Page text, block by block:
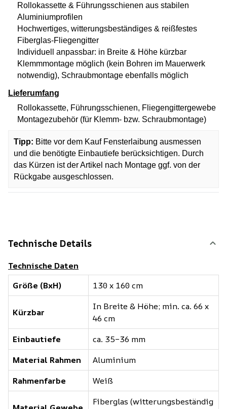
Rollokassette & Führungsschienen aus stabilen
Aluminiumprofilen
Hochwertiges, witterungsbeständiges & reißfestes
Fiberglas-Fliegengitter
Individuell anpassbar: in Breite & Höhe kürzbar
Klemmmontage möglich (kein Bohren im Mauerwerk
notwendig), Schraubmontage ebenfalls möglich
Lieferumfang
Rollokassette, Führungsschienen, Fliegengittergewebe
Montagezubehör (für Klemm- bzw. Schraubmontage)
Tipp: Bitte vor dem Kauf Fensterlaibung ausmessen
und die benötigte Einbautiefe berücksichtigen. Durch
das Kürzen ist der Artikel nach Montage ggf. von der
Rückgabe ausgeschlossen.
Technische Details
Technische Daten
Größe (BxH)
130 x 160 cm
Kürzbar
In Breite & Höhe; min. ca. 66 x
46 cm
Einbautiefe
ca. 35–36 mm
Material Rahmen
Aluminium
Rahmenfarbe
Weiß
Fiberglas (witterungsbeständig